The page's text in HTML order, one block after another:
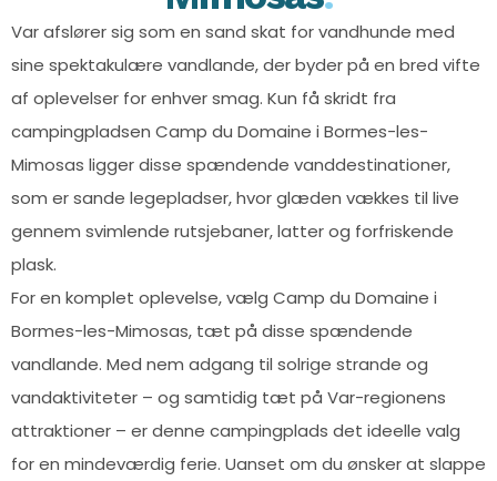
Var afslører sig som en sand skat for vandhunde med
sine spektakulære vandlande, der byder på en bred vifte
af oplevelser for enhver smag. Kun få skridt fra
campingpladsen Camp du Domaine i Bormes-les-
Mimosas ligger disse spændende vanddestinationer,
som er sande legepladser, hvor glæden vækkes til live
gennem svimlende rutsjebaner, latter og forfriskende
plask.
For en komplet oplevelse, vælg Camp du Domaine i
Bormes-les-Mimosas, tæt på disse spændende
vandlande. Med nem adgang til solrige strande og
vandaktiviteter – og samtidig tæt på Var-regionens
attraktioner – er denne campingplads det ideelle valg
for en mindeværdig ferie. Uanset om du ønsker at slappe